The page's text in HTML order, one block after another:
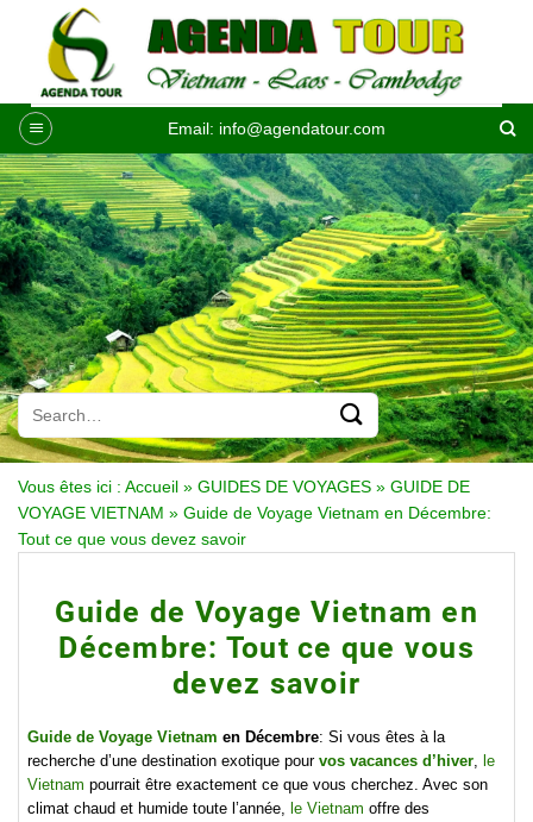
contenu
Email: info@agendatour.com
Vous êtes ici : Accueil » GUIDES DE VOYAGES » GUIDE DE
VOYAGE VIETNAM » Guide de Voyage Vietnam en Décembre:
Tout ce que vous devez savoir
Guide de Voyage Vietnam en
Décembre: Tout ce que vous
devez savoir
Guide de Voyage Vietnam en Décembre: Si vous êtes à la
recherche d’une destination exotique pour vos vacances d’hiver, le
Vietnam pourrait être exactement ce que vous cherchez. Avec son
climat chaud et humide toute l’année, le Vietnam offre des